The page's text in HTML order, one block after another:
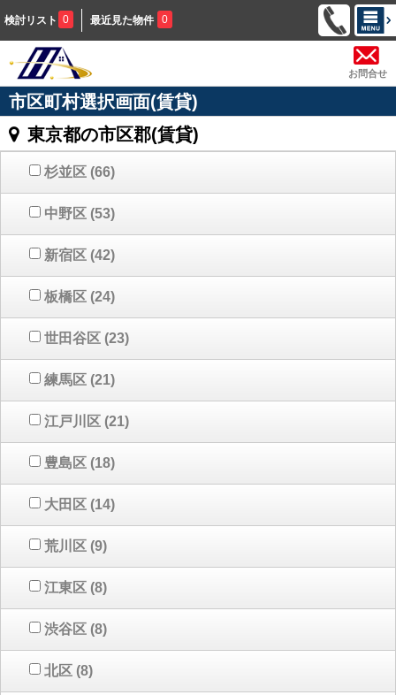
検討リスト 0 最近見た物件 0
お問合せ
市区町村選択画面(賃貸)
東京都の市区郡(賃貸)
杉並区 (66)
中野区 (53)
新宿区 (42)
板橋区 (24)
世田谷区 (23)
練馬区 (21)
江戸川区 (21)
豊島区 (18)
大田区 (14)
荒川区 (9)
江東区 (8)
渋谷区 (8)
北区 (8)